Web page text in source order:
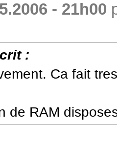
- 21h00
:
Ca fait
de RAM